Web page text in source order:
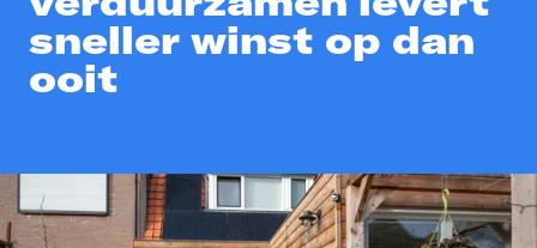
sneller winst op dan
ooit